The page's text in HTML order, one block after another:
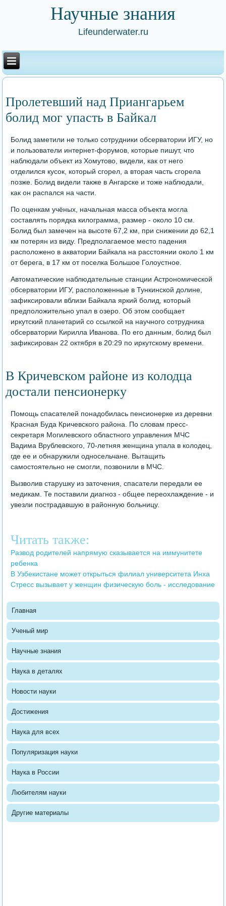
Научные знания
Lifeunderwater.ru
Пролетевший над Приангарьем
болид мог упасть в Байкал
Болид заметили не только сотрудники обсерватории ИГУ, но
и пользователи интернет-форумов, которые пишут, что
наблюдали объект из Хомутово, видели, как от него
отделился кусок, который сгорел, а вторая часть сгорела
позже. Болид видели также в Ангарске и тоже наблюдали,
как он распался на части.
По оценкам учёных, начальная масса объекта могла
составлять порядка килограмма, размер - около 10 см.
Болид был замечен на высоте 67,2 км, при снижении до 62,1
км потерян из виду. Предполагаемое место падения
расположено в акватории Байкала на расстоянии около 1 км
от берега, в 17 км от поселка Большое Голоустное.
Автоматические наблюдательные станции Астрономической
обсерватории ИГУ, расположенные в Тункинской долине,
зафиксировали вблизи Байкала яркий болид, который
предположительно упал в озеро. Об этом сообщает
иркутский планетарий со ссылкой на научного сотрудника
обсерватории Кирилла Иванова. По его данным, болид был
зафиксирован 22 октября в 20:29 по иркутскому времени.
В Кричевском районе из колодца
достали пенсионерку
Помощь спасателей понадобилась пенсионерке из деревни
Красная Буда Кричевского района. По словам пресс-
секретаря Могилевского областного управления МЧС
Вадима Врублевского, 70-летняя женщина упала в колодец,
где ее и обнаружили односельчане. Вытащить
самостоятельно не смогли, позвонили в МЧС.
Вызволив старушку из заточения, спасатели передали ее
медикам. Те поставили диагноз - общее переохлаждение - и
увезли пострадавшую в районную больницу.
Читать также:
Развод родителей напрямую сказывается на иммунитете
ребенка
В Узбекистане может открыться филиал университета Инха
Стресс вызывает у женщин физическую боль - исследование
Главная
Ученый мир
Научные знания
Наука в деталях
Новости науки
Достижения
Наука для всех
Популяризация науки
Наука в России
Любителям науки
Другие материалы